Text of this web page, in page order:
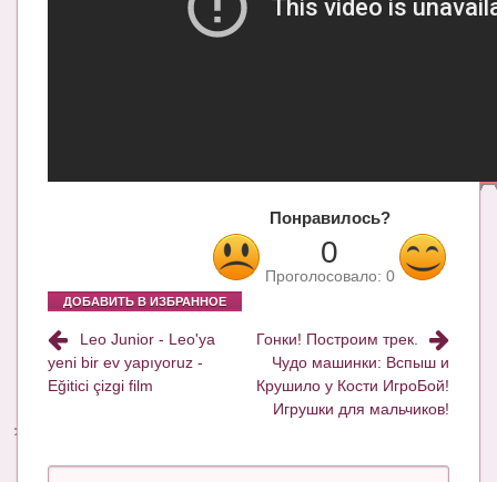
Сотрудничество. Авторам
Понравилось?
0
Проголосовало: 0
ДОБАВИТЬ В ИЗБРАННОЕ
Leo Junior - Leo'ya
yeni bir ev yapıyoruz -
Eğitici çizgi film
Гонки! Построим трек.
Чудо машинки: Вспыш и
Крушило у Кости ИгроБой!
Игрушки для мальчиков!